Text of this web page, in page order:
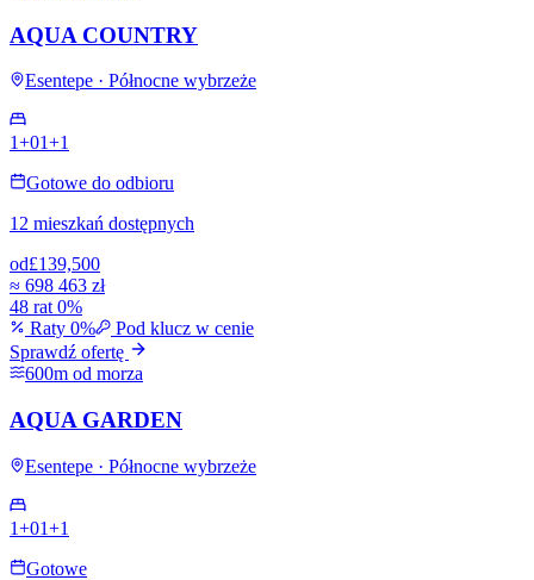
AQUA COUNTRY
Esentepe · Północne wybrzeże
1+01+1
Gotowe do odbioru
12 mieszkań dostępnych
od£139,500
≈ 698 463 zł
48 rat 0%
Raty 0%
Pod klucz w cenie
Sprawdź ofertę
600m od morza
AQUA GARDEN
Esentepe · Północne wybrzeże
1+01+1
Gotowe